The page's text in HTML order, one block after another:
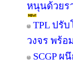
หนุนด้วยร
TPL ปรั
วงจร พร้อ
SCGP